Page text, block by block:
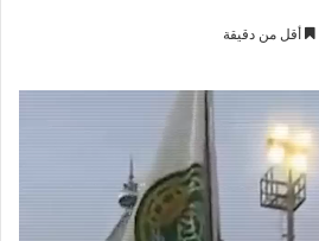
أقل من دقيقة